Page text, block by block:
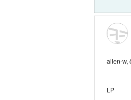
alien-w,
LP